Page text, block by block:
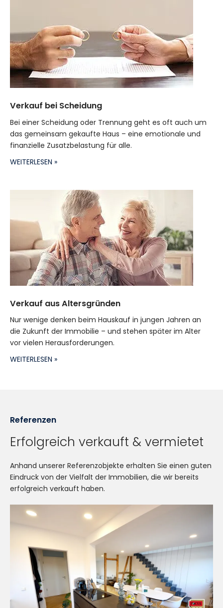
Verkauf bei Scheidung
Bei einer Scheidung oder Trennung geht es oft auch um
das gemeinsam gekaufte Haus – eine emotionale und
finanzielle Zusatzbelastung für alle.
WEITERLESEN »
Verkauf aus Altersgründen
Nur wenige denken beim Hauskauf in jungen Jahren an
die Zukunft der Immobilie – und stehen später im Alter
vor vielen Herausforderungen.
WEITERLESEN »
Referenzen
Erfolgreich verkauft & vermietet
Anhand unserer Referenzobjekte erhalten Sie einen guten
Eindruck von der Vielfalt der Immobilien, die wir bereits
erfolgreich verkauft haben.